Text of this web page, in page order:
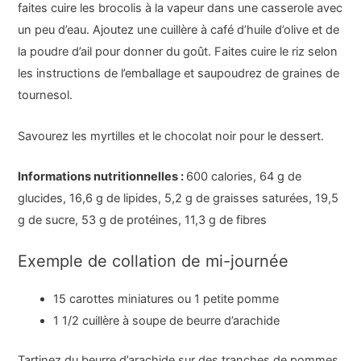
faites cuire les brocolis à la vapeur dans une casserole avec
un peu d’eau. Ajoutez une cuillère à café d’huile d’olive et de
la poudre d’ail pour donner du goût. Faites cuire le riz selon
les instructions de l’emballage et saupoudrez de graines de
tournesol.
Savourez les myrtilles et le chocolat noir pour le dessert.
Informations nutritionnelles : 600 calories, 64 g de
glucides, 16,6 g de lipides, 5,2 g de graisses saturées, 19,5
g de sucre, 53 g de protéines, 11,3 g de fibres
Exemple de collation de mi-journée
15 carottes miniatures ou 1 petite pomme
1 1/2 cuillère à soupe de beurre d’arachide